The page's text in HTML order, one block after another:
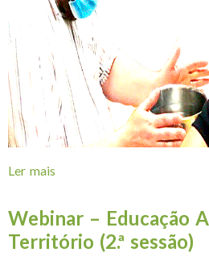
Ler mais
Webinar – Educação
Território (2.ª sessão)